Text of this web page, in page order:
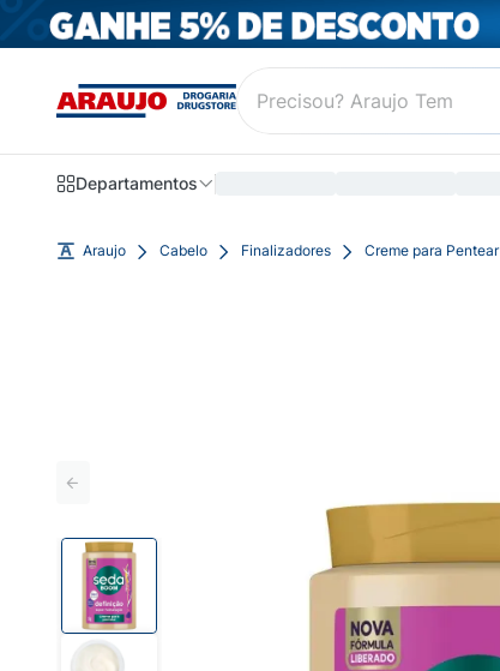
Departamentos
Araujo Cabelo Finalizadores Creme para Pentear